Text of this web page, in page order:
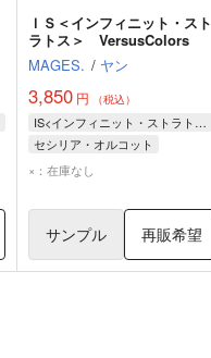
ＩＳ＜インフィニット・スト
ラトス＞ VersusColors
MAGES. / ヤン
3,850 円 （税込）
IS<インフィニット・ストラトス>
セシリア・オルコット
シャルロット・デュノア
×：在庫なし
サンプル 再販希望